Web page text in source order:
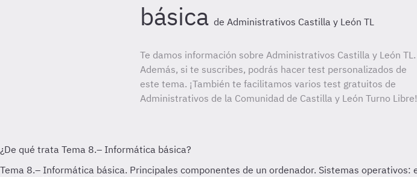
básica de Administrativos Castilla y León TL
Te damos información sobre Administrativos Castilla y León TL.
Además, si te suscribes, podrás hacer test personalizados de
este tema. ¡También te facilitamos varios test gratuitos de
Administrativos de la Comunidad de Castilla y León Turno Libre!